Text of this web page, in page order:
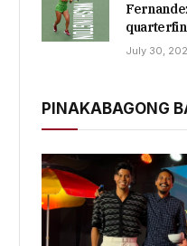
July 30,
PINAKABAGONG